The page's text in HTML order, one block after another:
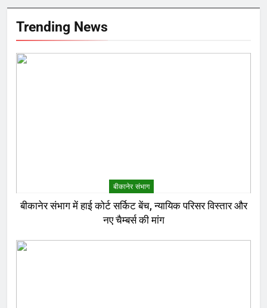
Trending News
बीकानेर संभाग
बीकानेर संभाग में हाई कोर्ट सर्किट बेंच, न्यायिक परिसर विस्तार और
नए चैम्बर्स की मांग